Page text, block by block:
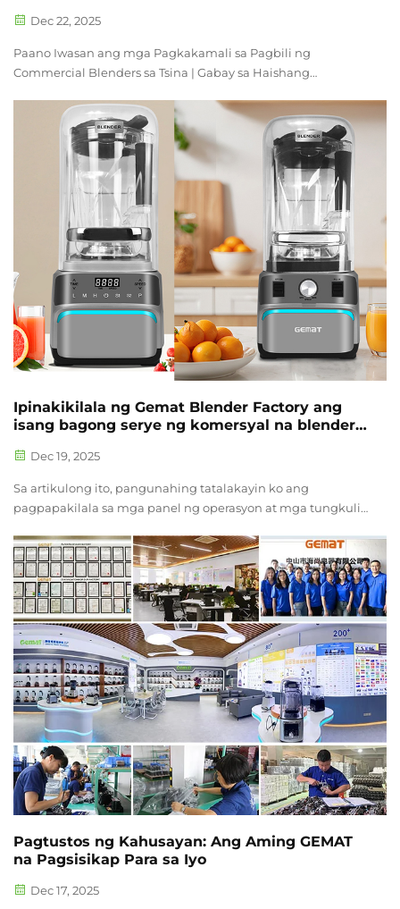
Dec 22, 2025
Paano Iwasan ang mga Pagkakamali sa Pagbili ng
Commercial Blenders sa Tsina | Gabay sa Haishang
sa Tsina ay maaaring makabuluhang bawasan ang gastos sa
pagbili, ngunit marami pa ring distributor at may-ari ng
brand ang nakakaranas ng hindi inaasahang ...
Ipinakikilala ng Gemat Blender Factory ang
isang bagong serye ng komersyal na blender
Dec 19, 2025
Sa artikulong ito, pangunahing tatalakayin ko ang
pagpapakilala sa mga panel ng operasyon at mga tungkulin
dalawang uri ng panel. Isa ay mekanikal, at ang isa pa ay
touch panel. Parehong madali at simpleng gamitin...
Pagtustos ng Kahusayan: Ang Aming GEMAT
na Pagsisikap Para sa Iyo
Dec 17, 2025